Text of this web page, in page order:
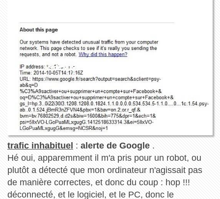
trafic inhabituel : alerte de Google.
Hé oui, apparemment il m'a pris pour un robot, ou
plutôt a détecté que mon ordinateur n'agissait pas
de manière correctes, et donc du coup : hop !!!
déconnecté, et le logiciel, et le PC, donc le